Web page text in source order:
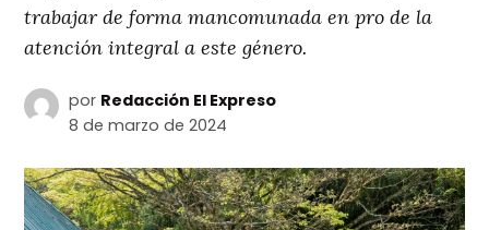
trabajar de forma mancomunada en pro de la
atención integral a este género.
por Redacción El Expreso
8 de marzo de 2024